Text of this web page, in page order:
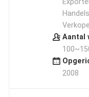
Aantal
2008